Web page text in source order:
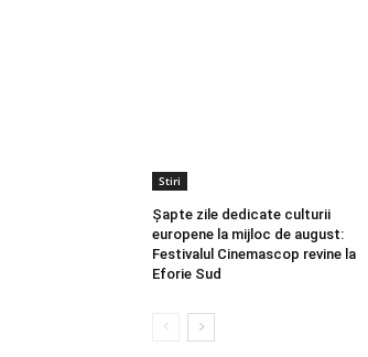
Stiri
Șapte zile dedicate culturii
europene la mijloc de august:
Festivalul Cinemascop revine la
Eforie Sud